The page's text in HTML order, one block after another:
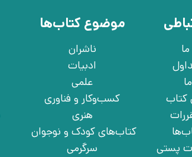
کتاب
پستی
موضوع کتاب‌ها
ناشران
ادبیات
علمی
کسب‌وکار و فناوری
هنری
کتاب‌های کودک و نوجوان
سرگرمی